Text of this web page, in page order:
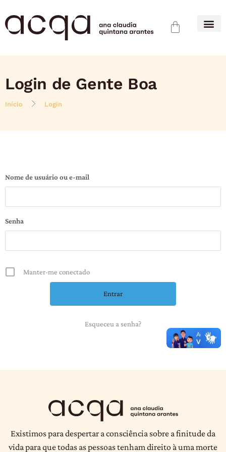
Login de Gente Boa
Início Login
Nome de usuário ou e-mail
Senha
Manter-me conectado
Esqueceu a senha?
Existimos para despertar a consciência sobre a finitude da
vida para que todas as pessoas tenham direito à uma morte